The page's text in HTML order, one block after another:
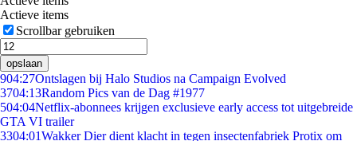
Actieve items
Scrollbar gebruiken
opslaan
904:27Ontslagen bij Halo Studios na Campaign Evolved
3704:13Random Pics van de Dag #1977
504:04Netflix-abonnees krijgen exclusieve early access tot uitgebreide
GTA VI trailer
3304:01Wakker Dier dient klacht in tegen insectenfabriek Protix om